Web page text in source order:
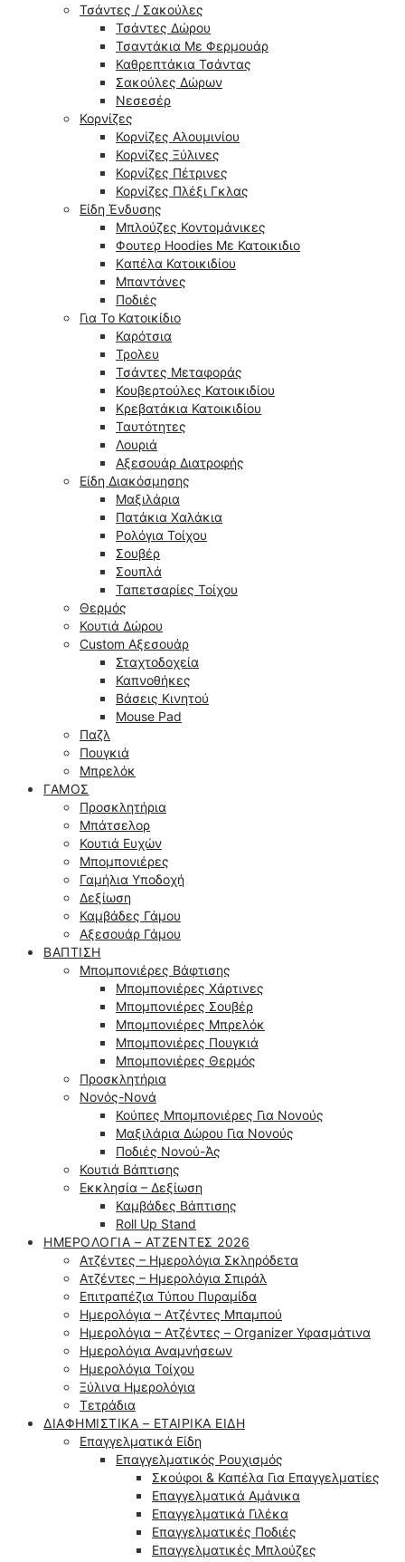
Τσάντες / Σακούλες
Τσάντες Δώρου
Τσαντάκια Με Φερμουάρ
Καθρεπτάκια Τσάντας
Σακούλες Δώρων
Νεσεσέρ
Κορνίζες
Κορνίζες Αλουμινίου
Κορνίζες Ξύλινες
Κορνίζες Πέτρινες
Κορνίζες Πλέξι Γκλας
Είδη Ένδυσης
Μπλούζες Κοντομάνικες
Φουτερ Hoodies Με Κατοικιδιο
Kαπέλα Κατοικιδίου
Μπαντάνες
Ποδιές
Για Το Κατοικίδιο
Καρότσια
Τρολευ
Τσάντες Μεταφοράς
Κουβερτούλες Κατοικιδίου
Κρεβατάκια Κατοικιδίου
Ταυτότητες
Λουριά
Αξεσουάρ Διατροφής
Είδη Διακόσμησης
Μαξιλάρια
Πατάκια Χαλάκια
Ρολόγια Τοίχου
Σουβέρ
Σουπλά
Ταπετσαρίες Τοίχου
Θερμός
Κουτιά Δώρου
Custom Αξεσουάρ
Σταχτοδοχεία
Καπνοθήκες
Βάσεις Κινητού
Mouse Pad
Παζλ
Πουγκιά
Μπρελόκ
ΓΆΜΟΣ
Προσκλητήρια
Μπάτσελορ
Κουτιά Ευχών
Μπομπονιέρες
Γαμήλια Υποδοχή
Δεξίωση
Καμβάδες Γάμου
Αξεσουάρ Γάμου
ΒΆΠΤΙΣΗ
Μπομπονιέρες Βάφτισης
Μπομπονιέρες Χάρτινες
Μπομπονιέρες Σουβέρ
Μπομπονιέρες Μπρελόκ
Μπομπονιέρες Πουγκιά
Μπομπονιέρες Θερμός
Προσκλητήρια
Νονός-Νονά
Κούπες Μπομπονιέρες Για Νονούς
Μαξιλάρια Δώρου Για Νονούς
Ποδιές Νονού-Άς
Κουτιά Βάπτισης
Εκκλησία – Δεξίωση
Καμβάδες Βάπτισης
Roll Up Stand
ΗΜΕΡΟΛΌΓΙΑ – ΑΤΖΈΝΤΕΣ 2026
Ατζέντες – Ημερολόγια Σκληρόδετα
Ατζέντες – Ημερολόγια Σπιράλ
Επιτραπέζια Τύπου Πυραμίδα
Ημερολόγια – Ατζέντες Μπαμπού
Ημερολόγια – Ατζέντες – Organizer Υφασμάτινα
Ημερολόγια Αναμνήσεων
Ημερολόγια Τοίχου
Ξύλινα Ημερολόγια
Τετράδια
ΔΙΑΦΗΜΙΣΤΙΚΆ – ΕΤΑΙΡΙΚΆ ΕΊΔΗ
Επαγγελματικά Είδη
Επαγγελματικός Ρουχισμός
Σκούφοι & Καπέλα Για Επαγγελματίες
Επαγγελματικά Αμάνικα
Επαγγελματικά Γιλέκα
Επαγγελματικές Ποδιές
Επαγγελματικές Μπλούζες